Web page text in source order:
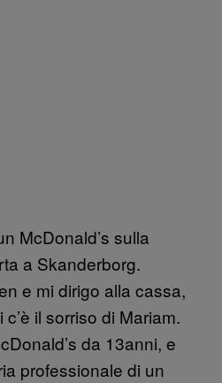
McDonald’s sulla
a Skanderborg.
e mi dirigo alla cassa,
il sorriso di Mariam.
da 13anni, e
professionale di un